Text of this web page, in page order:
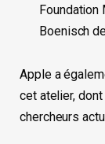
Foundation
Boenisch
Apple a
cet atelier,
chercheurs